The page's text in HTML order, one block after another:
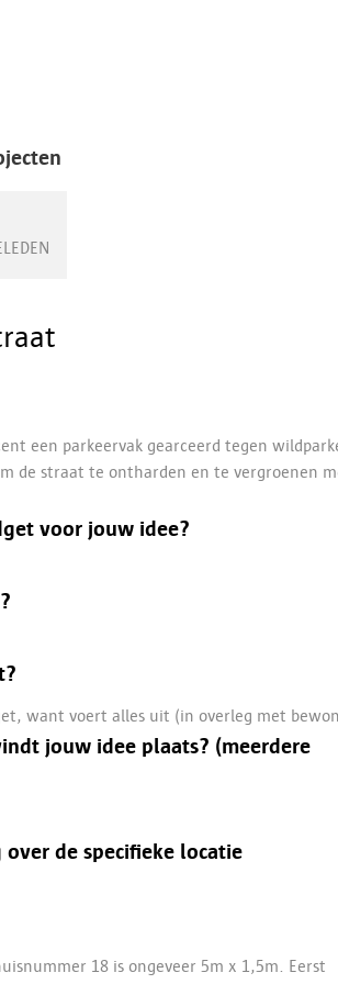
een parkeervak gearceerd tegen
de straat te ontharden en te vergroenen
voor jouw idee?
want voert alles uit (in overleg met
jouw idee plaats? (meerdere
de specifieke locatie
18 is ongeveer 5m x 1,5m. Eerst